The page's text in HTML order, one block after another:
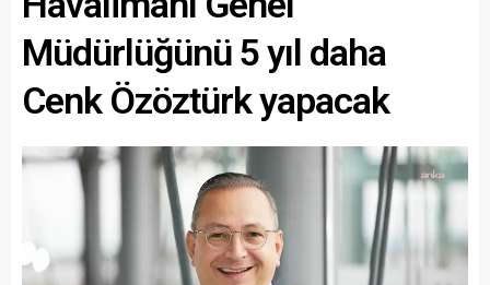
Müdürlüğünü 5 yıl daha
Cenk Özöztürk yapacak